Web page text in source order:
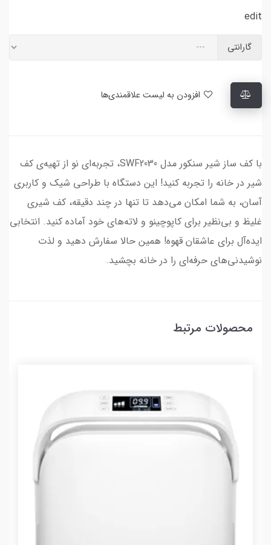
edit
گارانتی
با کف ساز شیر سنکور مدل SWF2030، تجربه‌ای نو از تهیه‌ی کف
شیر در خانه را تجربه کنید! این دستگاه با طراحی شیک و کاربری
آسان، به شما امکان می‌دهد تا تنها در چند دقیقه، کف شیری
غلیظ و بی‌نظیر برای کاپوچینو و لاته‌های خود آماده کنید. انتخابی
ایده‌آل برای عاشقان قهوه! همین حالا سفارش دهید و لذت
نوشیدنی‌های حرفه‌ای را در خانه بچشید.
محصولات مرتبط